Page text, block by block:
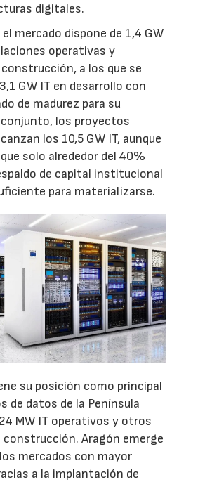
digitales.
mercado dispone de 1,4 GW
operativas y
a los que se
GW IT en desarrollo con
de madurez para su
conjunto, los proyectos
los 10,5 GW IT, aunque
solo alrededor del 40%
de capital institucional
para materializarse.
su posición como principal
de datos de la Península
MW IT operativos y otros
construcción. Aragón emerge
mercados con mayor
a la implantación de